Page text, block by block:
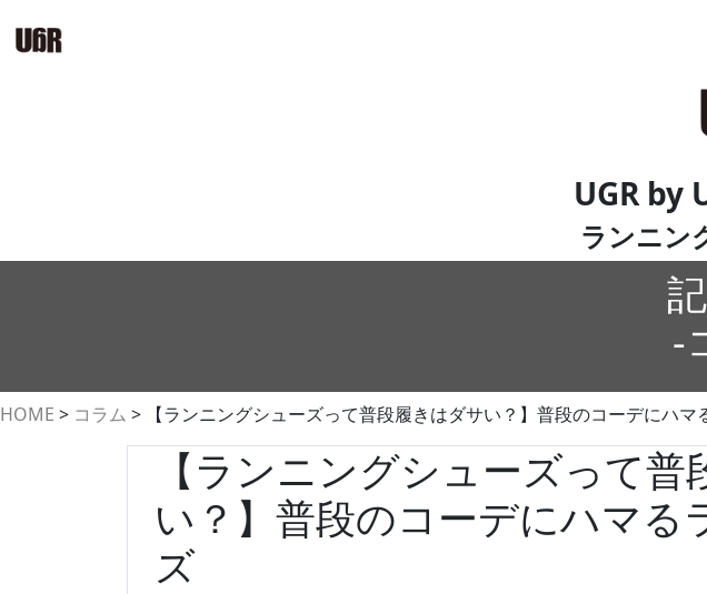
UGR by
ランニン
-
HOME > コラム > 【ランニングシューズって普段履きはダサい？】普段のコーデにハ
【ランニングシューズって普
い？】普段のコーデにハマる
ズ